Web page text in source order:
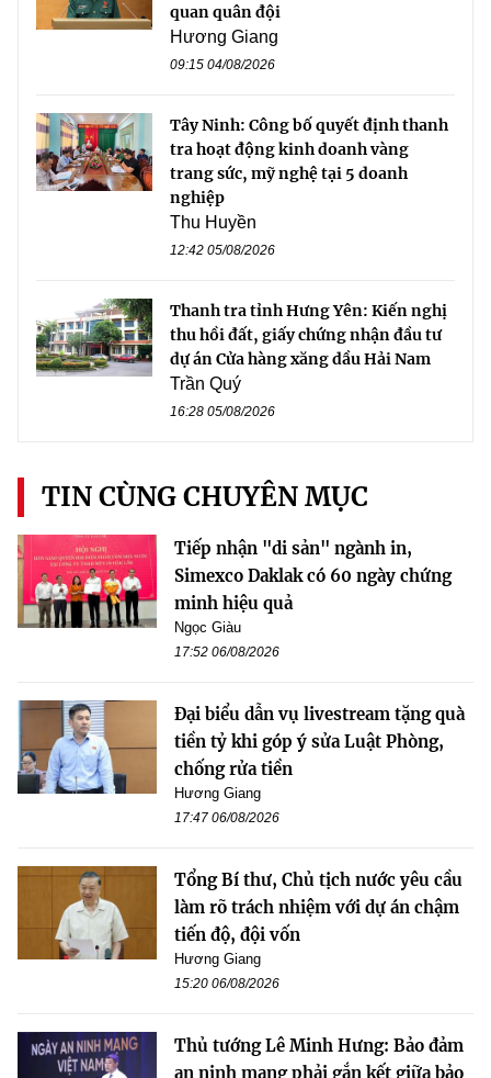
quan quân đội
Hương Giang
09:15 04/08/2026
Tây Ninh: Công bố quyết định thanh
tra hoạt động kinh doanh vàng
trang sức, mỹ nghệ tại 5 doanh
nghiệp
Thu Huyền
12:42 05/08/2026
Thanh tra tỉnh Hưng Yên: Kiến nghị
thu hồi đất, giấy chứng nhận đầu tư
dự án Cửa hàng xăng dầu Hải Nam
Trần Quý
16:28 05/08/2026
TIN CÙNG CHUYÊN MỤC
Tiếp nhận "di sản" ngành in,
Simexco Daklak có 60 ngày chứng
minh hiệu quả
Ngọc Giàu
17:52 06/08/2026
Đại biểu dẫn vụ livestream tặng quà
tiền tỷ khi góp ý sửa Luật Phòng,
chống rửa tiền
Hương Giang
17:47 06/08/2026
Tổng Bí thư, Chủ tịch nước yêu cầu
làm rõ trách nhiệm với dự án chậm
tiến độ, đội vốn
Hương Giang
15:20 06/08/2026
Thủ tướng Lê Minh Hưng: Bảo đảm
an ninh mạng phải gắn kết giữa bảo